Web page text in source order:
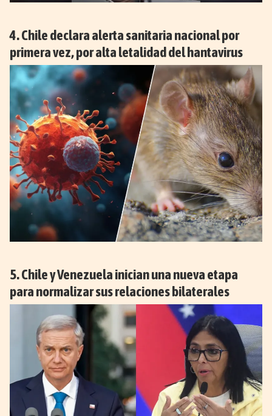
Chile declara alerta sanitaria nacional por
primera vez, por alta letalidad del hantavirus
Chile y Venezuela inician una nueva etapa
para normalizar sus relaciones bilaterales